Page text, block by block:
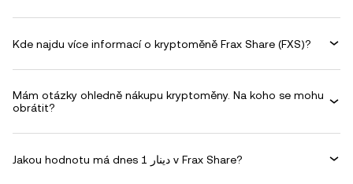
Kde najdu více informací o kryptoměně Frax Share (FXS)?
Mám otázky ohledně nákupu kryptoměny. Na koho se mohu
obrátit?
Jakou hodnotu má dnes 1 دينار v Frax Share?